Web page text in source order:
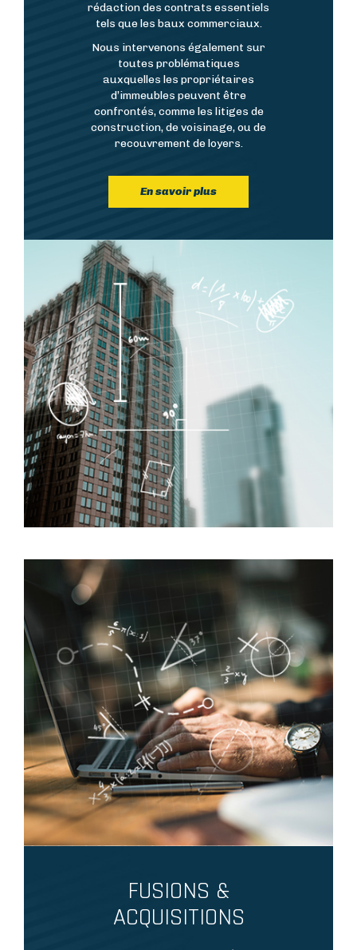
rédaction des contrats essentiels
tels que les baux commerciaux.
Nous intervenons également sur
toutes problématiques
auxquelles les propriétaires
d’immeubles peuvent être
confrontés, comme les litiges de
construction, de voisinage, ou de
recouvrement de loyers.
En savoir plus
FUSIONS &
ACQUISITIONS